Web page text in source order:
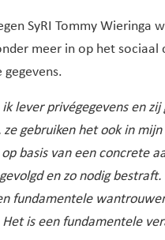
SyRI Tommy
meer in op het
lever privégegevens en
gebruiken het ook in
basis van een concrete
en zo nodig
fundamentele
is een fundamentele